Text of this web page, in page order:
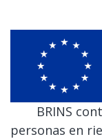
BRINS
personas en